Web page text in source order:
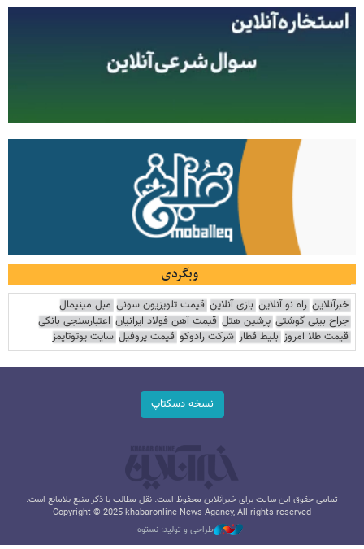
وبگردی
خبرآنلاین راه نو آنلاین بازی آنلاین قیمت تلویزیون سونی مبل مینیمال
جراح بینی گوشتی پرشین هتل قیمت آهن فولاد ایرانیان اعتبارسنجی بانکی
قیمت طلا امروز بلیط قطار شرکت رادوکو قیمت پروفیل سایت یوتوتایمز
نسخه دسکتاپ
تمامی حقوق این سایت برای خبرآنلاین محفوظ است. نقل مطالب با ذکر منبع بلامانع است.
Copyright © 2025 khabaronline News Agancy, All rights reserved
طراحی و تولید: نستوه